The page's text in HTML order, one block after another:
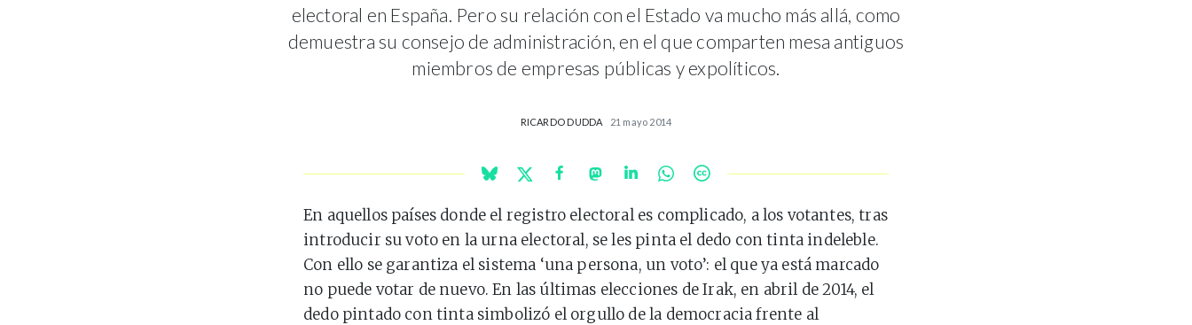
electoral en España. Pero su relación con el Estado va mucho más allá, como
demuestra su consejo de administración, en el que comparten mesa antiguos
miembros de empresas públicas y expolíticos.
RICARDO DUDDA 21 mayo 2014
En aquellos países donde el registro electoral es complicado, a los votantes, tras
introducir su voto en la urna electoral, se les pinta el dedo con tinta indeleble.
Con ello se garantiza el sistema ‘una persona, un voto’: el que ya está marcado
no puede votar de nuevo. En las últimas elecciones de Irak, en abril de 2014, el
dedo pintado con tinta simbolizó el orgullo de la democracia frente al